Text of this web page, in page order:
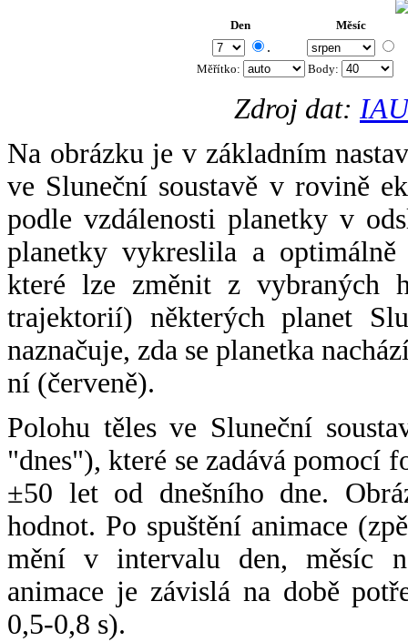
Den Měsíc
.
Měřítko: Body:
Zdroj dat:
Na obrázku je v základním
ve Sluneční soustavě v rovině
podle vzdálenosti planetky v
planetky vykreslila a
které lze změnit z vybraných
trajektorií) některých planet
naznačuje, zda se planetka
ní (červeně).
Polohu těles ve Sluneční
"dnes"), které se zadává pomocí
±50 let od dnešního dne.
hodnot. Po spuštění animace
mění v intervalu den, měsíc
animace je závislá na době
0,5-0,8 s).